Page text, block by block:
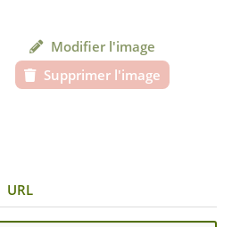
Modifier l'image
Supprimer l'image
URL